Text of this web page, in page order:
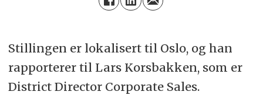
Stillingen er lokalisert til Oslo, og han
rapporterer til Lars Korsbakken, som er
District Director Corporate Sales.